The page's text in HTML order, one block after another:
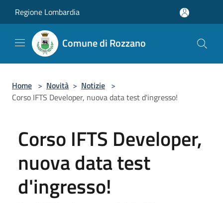
Regione Lombardia
Comune di Rozzano
Home > Novità > Notizie >
Corso IFTS Developer, nuova data test d'ingresso!
Corso IFTS Developer,
nuova data test
d'ingresso!